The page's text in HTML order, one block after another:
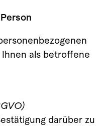
als betroffene
darüber zu